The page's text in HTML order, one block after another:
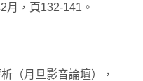
月，頁132-141。
（月旦影音論壇），